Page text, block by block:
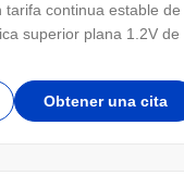
tarifa continua estable
superior plana 1.2V
Obtener una cita